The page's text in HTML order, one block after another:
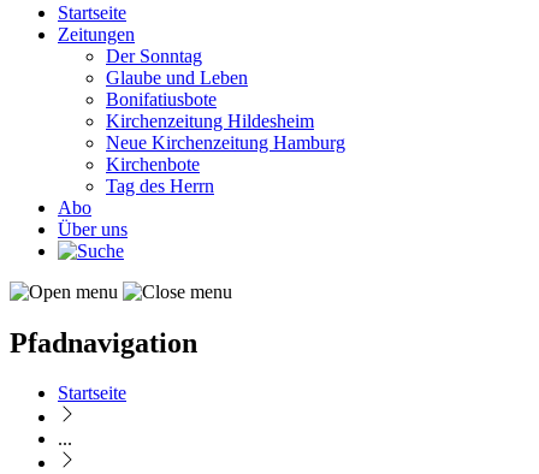
Startseite
Zeitungen
Der Sonntag
Glaube und Leben
Bonifatiusbote
Kirchenzeitung Hildesheim
Neue Kirchenzeitung Hamburg
Kirchenbote
Tag des Herrn
Abo
Über uns
Pfadnavigation
Startseite
...